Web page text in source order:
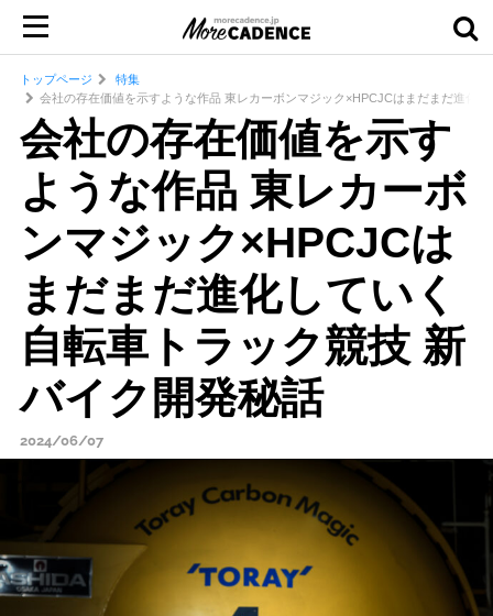
トップページ
特集
会社の存在価値を示すような作品 東レカーボンマジック×HPCJCはまだまだ進化
会社の存在価値を示す
ような作品 東レカーボ
ンマジック×HPCJCは
まだまだ進化していく
自転車トラック競技 新
バイク開発秘話
2024/06/07